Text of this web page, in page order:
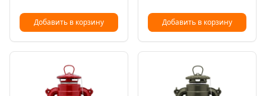
Добавить в корзину Добавить в корзину